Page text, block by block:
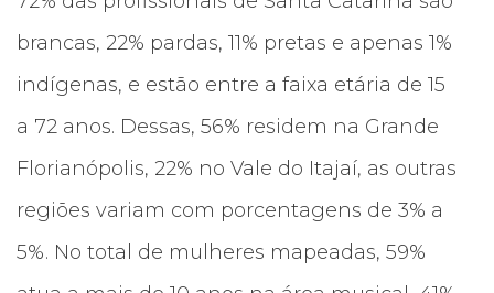
brancas, 22% pardas, 11% pretas e apenas 1%
indígenas, e estão entre a faixa etária de 15
a 72 anos. Dessas, 56% residem na Grande
Florianópolis, 22% no Vale do Itajaí, as outras
regiões variam com porcentagens de 3% a
5%. No total de mulheres mapeadas, 59%